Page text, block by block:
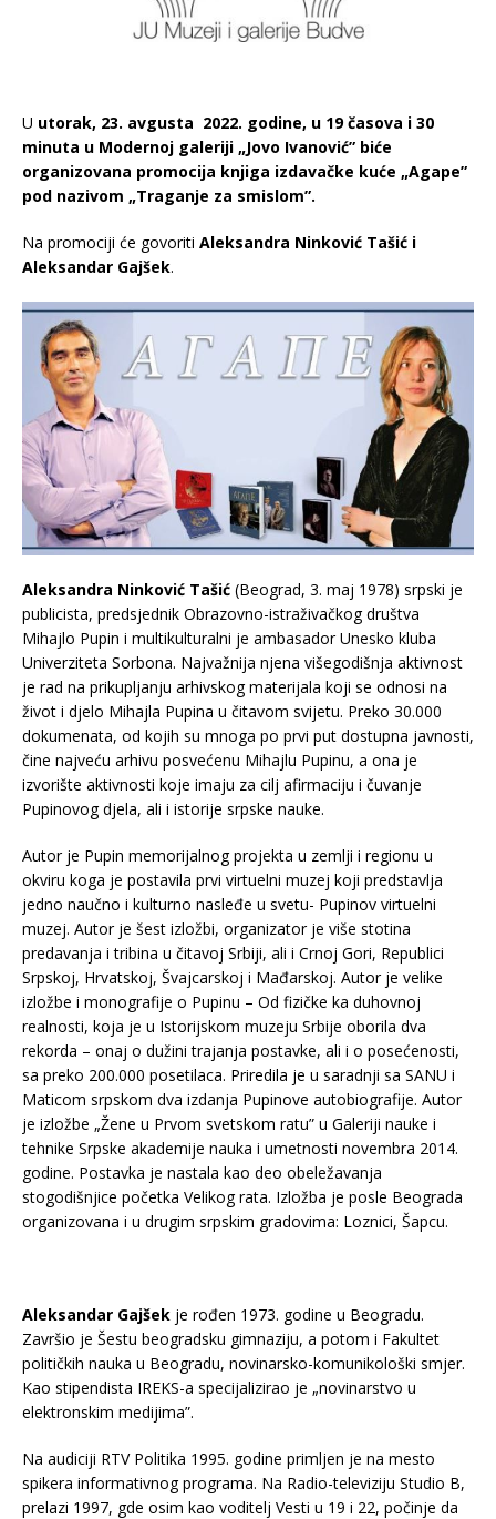
U utorak, 23. avgusta 2022. godine, u 19časova i 30
minuta u Modernoj galeriji „Jovo Ivanović” biće
organizovana promocija knjiga izdavačke kuće „Agape”
pod nazivom „Traganje za smislom”.
Na promociji će govoriti Aleksandra Ninković Tašić i
Aleksandar Gajšek.
Aleksandra Ninković Tašić (Beograd, 3. maj 1978) srpski je
publicista, predsjednik Obrazovno-istraživačkog društva
Mihajlo Pupin i multikulturalni je ambasador Unesko kluba
Univerziteta Sorbona. Najvažnija njena višegodišnja aktivnost
je rad na prikupljanju arhivskog materijala koji se odnosi na
život i djelo Mihajla Pupina u čitavom svijetu. Preko 30.000
dokumenata, od kojih su mnoga po prvi put dostupna javnosti,
čine najveću arhivu posvećenu Mihajlu Pupinu, a ona je
izvorište aktivnosti koje imaju za cilj afirmaciju i čuvanje
Pupinovog djela, ali i istorije srpske nauke.
Autor je Pupin memorijalnog projekta u zemlji i regionu u
okviru koga je postavila prvi virtuelni muzej koji predstavlja
jedno naučno i kulturno nasleđe u svetu- Pupinov virtuelni
muzej. Autor je šest izložbi, organizator je više stotina
predavanja i tribina u čitavoj Srbiji, ali i Crnoj Gori, Republici
Srpskoj, Hrvatskoj, Švajcarskoj i Mađarskoj. Autor je velike
izložbe i monografije o Pupinu – Od fizičke ka duhovnoj
realnosti, koja je u Istorijskom muzeju Srbije oborila dva
rekorda – onaj o dužini trajanja postavke, ali i o posećenosti,
sa preko 200.000 posetilaca. Priredila je u saradnji sa SANU i
Maticom srpskom dva izdanja Pupinove autobiografije. Autor
je izložbe „Žene u Prvom svetskom ratu” u Galeriji nauke i
tehnike Srpske akademije nauka i umetnosti novembra 2014.
godine. Postavka je nastala kao deo obeležavanja
stogodišnjice početka Velikog rata. Izložba je posle Beograda
organizovana i u drugim srpskim gradovima: Loznici, Šapcu.
Aleksandar Gajšek je rođen 1973. godine u Beogradu.
Završio je Šestu beogradsku gimnaziju, a potom i Fakultet
političkih nauka u Beogradu, novinarsko-komunikološki smjer.
Kao stipendista IREKS-a specijalizirao je „novinarstvo u
elektronskim medijima”.
Na audiciji RTV Politika 1995. godine primljen je na mesto
spikera informativnog programa. Na Radio-televiziju Studio B,
prelazi 1997, gde osim kao voditelj Vesti u 19 i 22, počinje da